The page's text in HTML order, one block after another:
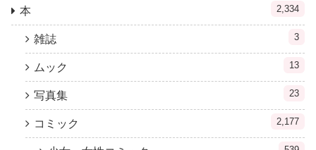
本 2,334
雑誌 3
ムック 13
写真集 23
コミック 2,177